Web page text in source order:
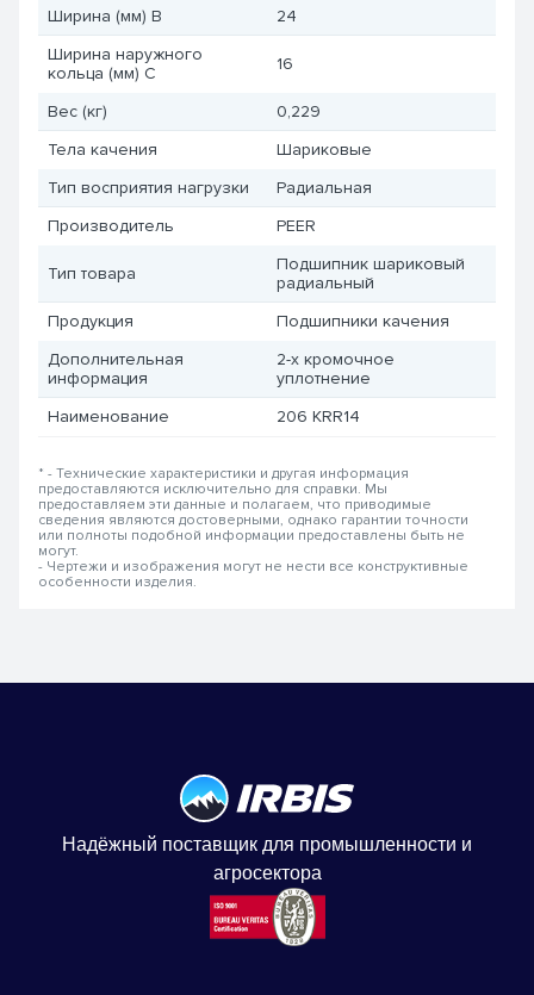
Ширина (мм) B
24
Ширина наружного
кольца (мм) C
16
Вес (кг)
0,229
Тела качения
Шариковые
Тип восприятия нагрузки
Радиальная
Производитель
PEER
Тип товара
Подшипник шариковый
радиальный
Продукция
Подшипники качения
Дополнительная
информация
2-х кромочное
уплотнение
Наименование
206 KRR14
* - Технические характеристики и другая информация
предоставляются исключительно для справки. Мы
предоставляем эти данные и полагаем, что приводимые
сведения являются достоверными, однако гарантии точности
или полноты подобной информации предоставлены быть не
могут.
- Чертежи и изображения могут не нести все конструктивные
особенности изделия.
Надёжный поставщик для промышленности и
агросектора